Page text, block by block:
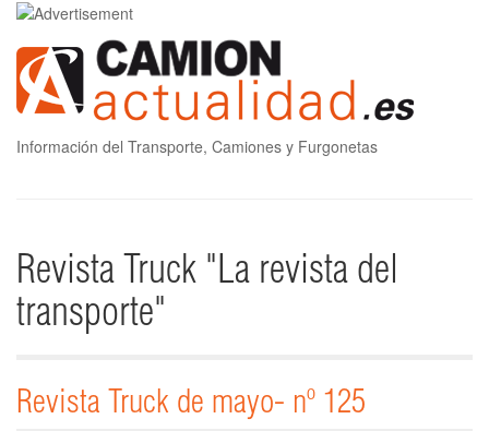
Información del Transporte, Camiones y Furgonetas
Revista Truck "La revista del
transporte"
Revista Truck de mayo- nº 125